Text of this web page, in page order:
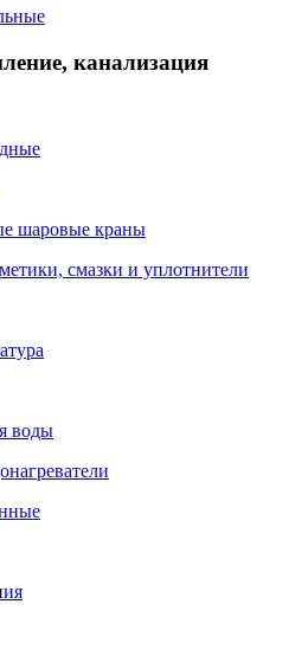
канализация
шаровые краны
смазки и уплотнители
воды